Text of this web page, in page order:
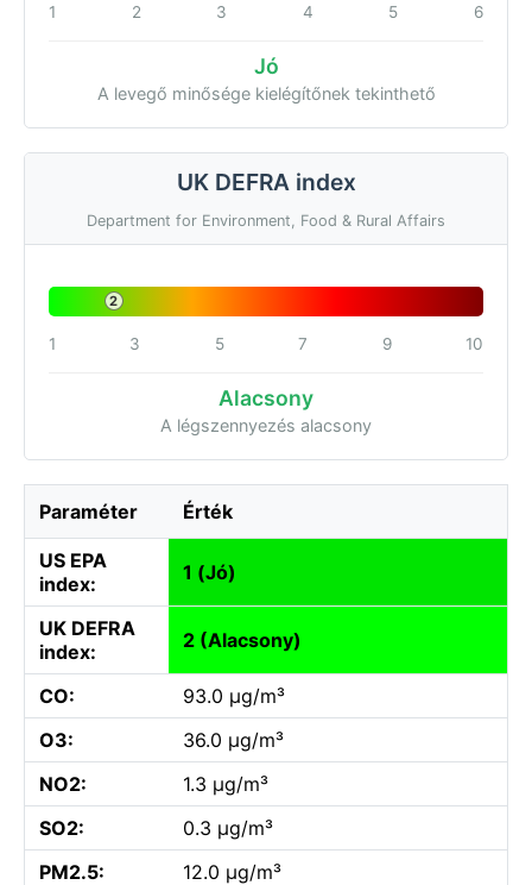
1 2 3 4 5 6
Jó
A levegő minősége kielégítőnek tekinthető
UK DEFRA index
Department for Environment, Food & Rural Affairs
2
1 3 5 7 9 10
Alacsony
A légszennyezés alacsony
Paraméter Érték
US EPA
index:
1 (Jó)
UK DEFRA
index:
2 (Alacsony)
CO:
93.0 µg/m³
O3:
36.0 µg/m³
NO2:
1.3 µg/m³
SO2:
0.3 µg/m³
PM2.5:
12.0 µg/m³